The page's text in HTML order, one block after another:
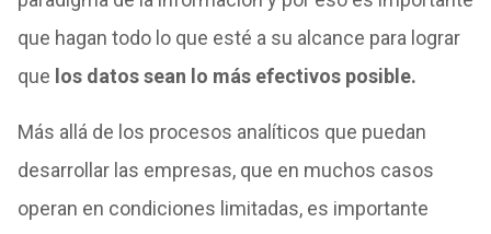
que hagan todo lo que esté a su alcance para lograr
que los datos sean lo más efectivos posible.
Más allá de los procesos analíticos que puedan
desarrollar las empresas, que en muchos casos
operan en condiciones limitadas, es importante